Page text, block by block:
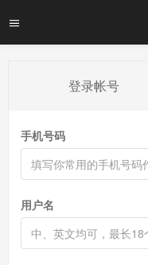
登录帐号
手机号码
用户名